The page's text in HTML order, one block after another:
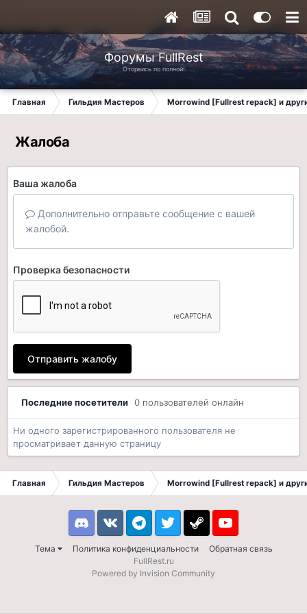
Форумы FullRest
Оторвись по полной!
Главная Гильдия Мастеров Morrowind [Fullrest repack] и
Жалоба
Ваша жалоба
Дополнительно отправьте сообщение с вашей
жалобой.
Проверка безопасности
Отправить жалобу
Последние посетители 0 пользователей онлайн
Ни одного зарегистрированного пользователя не
просматривает данную страницу
Главная Гильдия Мастеров Morrowind [Fullrest repack] и
Тема Политика конфиденциальности Обратная связь
DiscordVK TelegramTwitter Steam Youtube
FullRest.ru
Powered by Invision Community